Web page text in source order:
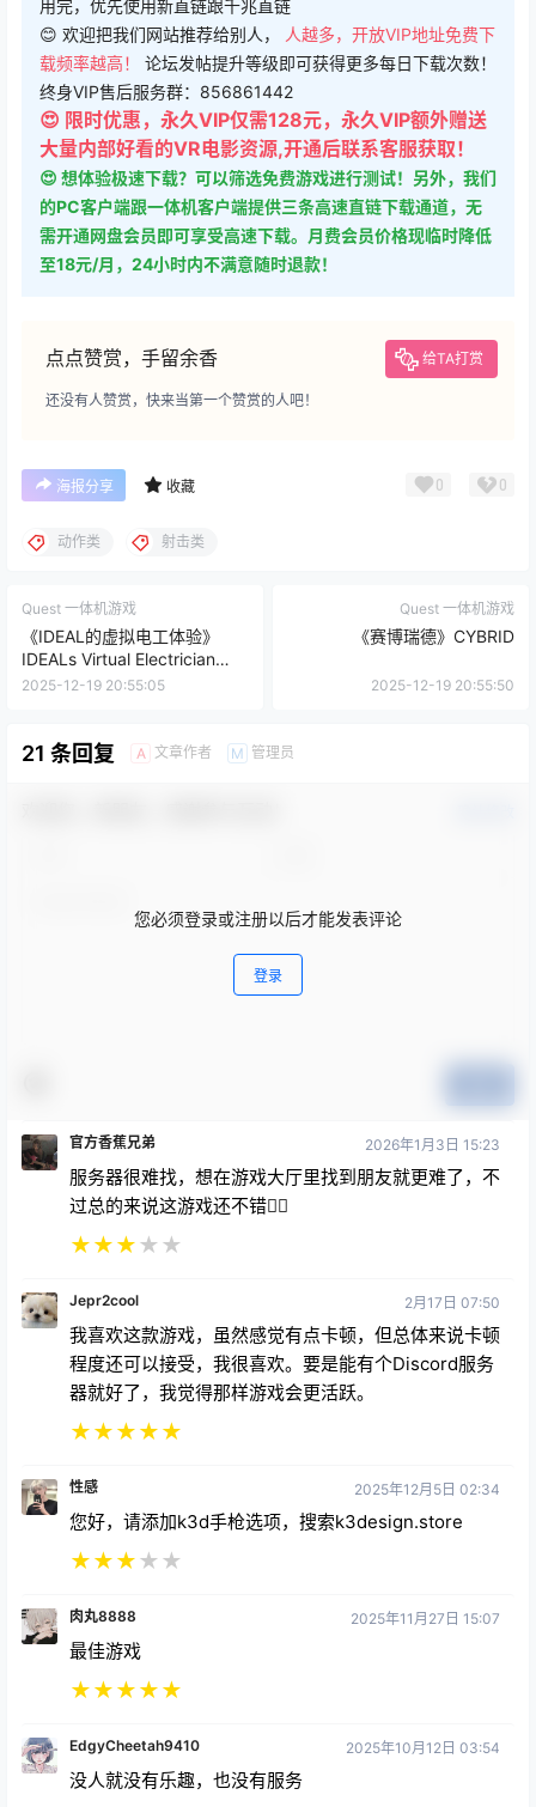
用完，优先使用新直链跟千兆直链
😊 欢迎把我们网站推荐给别人，
人越多，开放VIP地址免费下
载频率越高！ 论坛发帖提升等级即可获得更多每日下载次数！
终身VIP售后服务群：856861442
😍 限时优惠，永久VIP仅需128元，永久VIP额外赠送
大量内部好看的VR电影资源,开通后联系客服获取！
😍 想体验极速下载？可以筛选免费游戏进行测试！另外，我们
的PC客户端跟一体机客户端提供三条高速直链下载通道，无
需开通网盘会员即可享受高速下载。月费会员价格现临时降低
至18元/月，24小时内不满意随时退款！
点点赞赏，手留余香 给TA打赏
还没有人赞赏，快来当第一个赞赏的人吧！
海报分享 收藏 0 0
动作类 射击类
Quest 一体机游戏
《IDEAL的虚拟电工体验》
IDEALs Virtual Electrician
Experience (IVEE)
2025-12-19 20:55:05
Quest 一体机游戏
《赛博瑞德》CYBRID
2025-12-19 20:55:50
21 条回复 A 文章作者 M 管理员
您必须登录或注册以后才能发表评论
登录
官方香蕉兄弟 2026年1月3日 15:23
服务器很难找，想在游戏大厅里找到朋友就更难了，不
过总的来说这游戏还不错👍🏻
★★★★ ★
Jepr2cool 2月17日 07:50
我喜欢这款游戏，虽然感觉有点卡顿，但总体来说卡顿
程度还可以接受，我很喜欢。要是能有个Discord服务
器就好了，我觉得那样游戏会更活跃。
★★★★★
性感 2025年12月5日 02:34
您好，请添加k3d手枪选项，搜索k3design.store
★★★★ ★
肉丸8888 2025年11月27日 15:07
最佳游戏
★★★★★
EdgyCheetah9410 2025年10月12日 03:54
没人就没有乐趣，也没有服务